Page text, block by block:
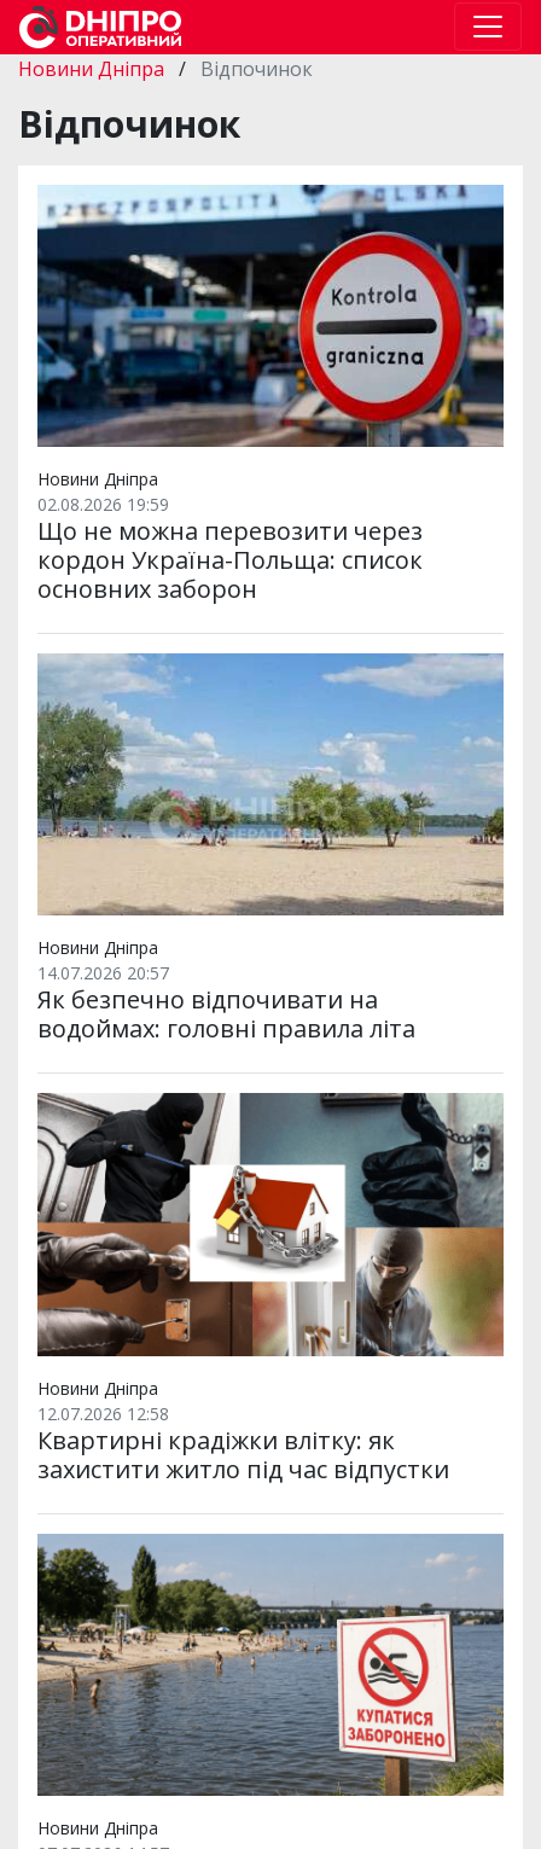
Новини Дніпра / Відпочинок
Відпочинок
Новини Дніпра
02.08.2026 19:59
Що не можна перевозити через
кордон Україна-Польща: список
основних заборон
Новини Дніпра
14.07.2026 20:57
Як безпечно відпочивати на
водоймах: головні правила літа
Новини Дніпра
12.07.2026 12:58
Квартирні крадіжки влітку: як
захистити житло під час відпустки
Новини Дніпра